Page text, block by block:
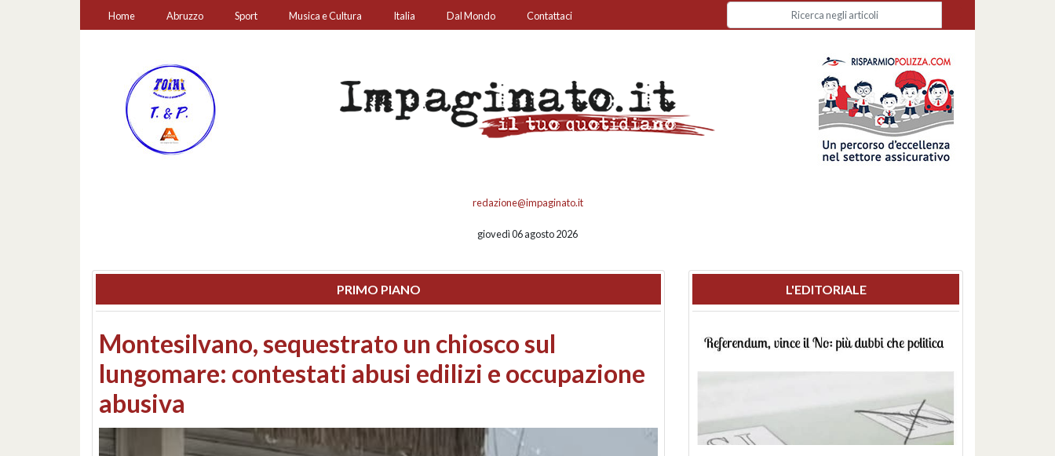
Home Abruzzo Sport Musica e Cultura Italia Dal Mondo Contattaci
redazione@impaginato.it
giovedì 06 agosto 2026
PRIMO PIANO
Consiglio regionale: confronto su call center,
Consorzi di bonifica e danni da maltempo
L'EDITORIALE